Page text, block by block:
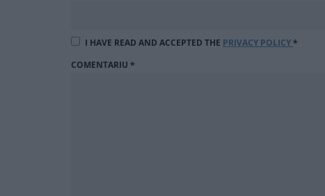
I HAVE READ AND ACCEPTED THE PRIVACY POLICY*
COMENTARIU *